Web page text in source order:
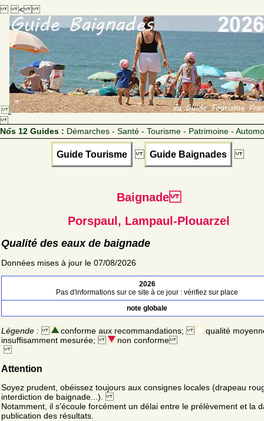
<
Nos 12 Guides : Démarches - Santé - Tourisme - Patrimoine -
Guide Tourisme Guide Baignades
Baignade
Porspaul, Lampaul-Plouarzel
Qualité des eaux de baignade
Données mises à jour le 07/08/2026
2026
Pas d'informations sur ce site à ce jour : vérifiez sur place
note globale
Légende : conforme aux recommandations;
qualité
insuffisamment mesurée;
non conforme
Attention
Soyez prudent, obéissez toujours aux consignes locales (drapeau
interdiction de baignade...).
Notamment, il s'écoule forcément un délai entre le prélèvement et la
publication des résultats.